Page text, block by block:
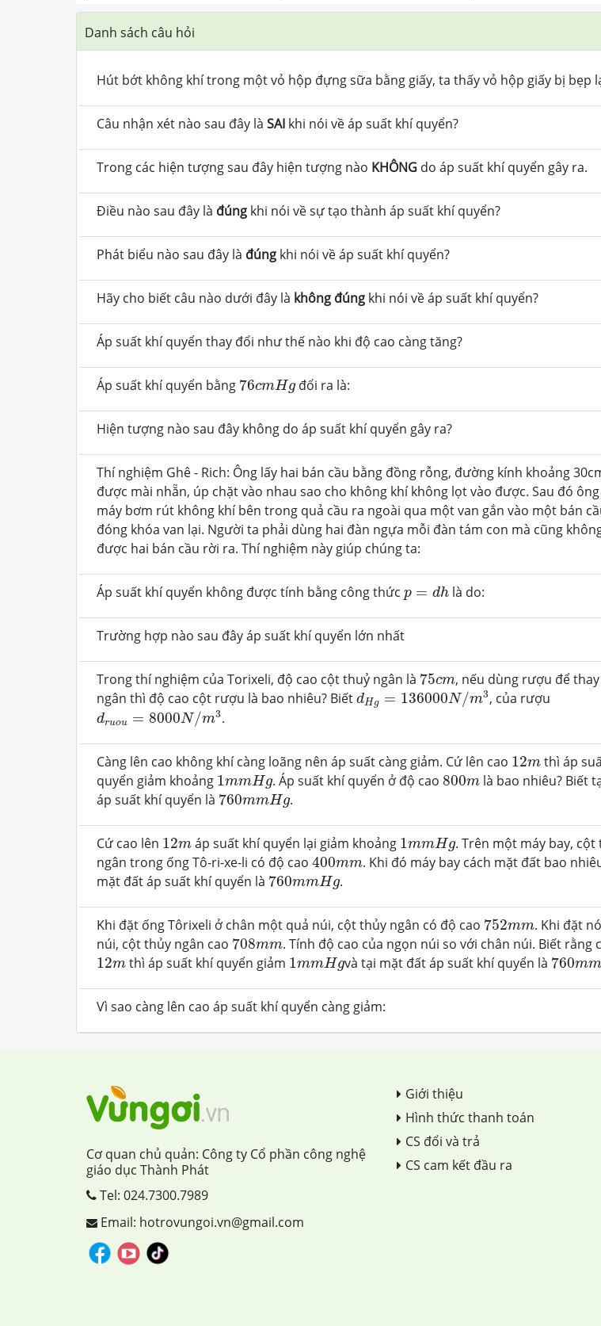
Danh sách câu hỏi
Hút bớt không khí trong một vỏ hộp đựng sữa bằng giấy, ta thấy vỏ hộp giấy bị bẹp
Câu nhận xét nào sau đây là SAI khi nói về áp suất khí quyển?
Trong các hiện tượng sau đây hiện tượng nào KHÔNG do áp suất khí quyển gây ra.
Điều nào sau đây là đúng khi nói về sự tạo thành áp suất khí quyển?
Phát biểu nào sau đây là đúng khi nói về áp suất khí quyển?
Hãy cho biết câu nào dưới đây là không đúng khi nói về áp suất khí quyển?
Áp suất khí quyển thay đổi như thế nào khi độ cao càng tăng?
Áp suất khí quyển bằng 76cmHg
76cmHgđổi ra là:
Hiện tượng nào sau đây không do áp suất khí quyển gây ra?
Thí nghiệm Ghê - Rich: Ông lấy hai bán cầu bằng đồng rỗng, đường kính khoảng
được mài nhẵn, úp chặt vào nhau sao cho không khí không lọt vào được. Sau đó
máy bơm rút không khí bên trong quả cầu ra ngoài qua một van gắn vào một bán
đóng khóa van lại. Người ta phải dùng hai đàn ngựa mỗi đàn tám con mà cũng
được hai bán cầu rời ra. Thí nghiệm này giúp chúng ta:
Áp suất khí quyển không được tính bằng công thức p = dh
p h là do:
Trường hợp nào sau đây áp suất khí quyển lớn nhất
Trong thí nghiệm của Torixeli, độ cao cột thuỷ ngân là 75cm
75cm, nếu dùng rượu để
ngân thì độ cao cột rượu là bao nhiêu? Biết dHg = 136000N/m3
dHg=136000N/m3 , của rượu
druou = 8000N/m3
druo u= 8000N/m3.
Càng lên cao không khí càng loãng nên áp suất càng giảm. Cứ lên cao 12m
12m thì áp
quyển giảm khoảng 1mmHg
1mmHg. Áp suất khí quyển ở độ cao800m
800m là bao nhiêu? Biết
áp suất khí quyển là 760mmHg
760mmHg.
Cứ cao lên 12m
12m áp suất khí quyển lại giảm khoảng 1mmHg
1mmHg. Trên một máy bay, cột
ngân trong ống Tô-ri-xe-li có độ cao 400mm
400mm. Khi đó máy bay cách mặt đất bao
mặt đất áp suất khí quyển là 760mmHg
760mmHg.
Khi đặt ống Tôrixeli ở chân một quả núi, cột thủy ngân có độ cao 752mm
752mm. Khi đặt
núi, cột thủy ngân cao 708mm
708mm. Tính độ cao của ngọn núi so với chân núi. Biết rằng
12m
12m thì áp suất khí quyển giảm 1mmHg
1mmHgvà tại mặt đất áp suất khí quyển là 760m
760m
Vì sao càng lên cao áp suất khí quyển càng giảm:
Cơ quan chủ quản: Công ty Cổ phần công nghệ
giáo dục Thành Phát
Tel: 024.7300.7989
Email: hotrovungoi.vn@gmail.com
Giới thiệu
Hình thức thanh toán
CS đổi và trả
CS cam kết đầu ra